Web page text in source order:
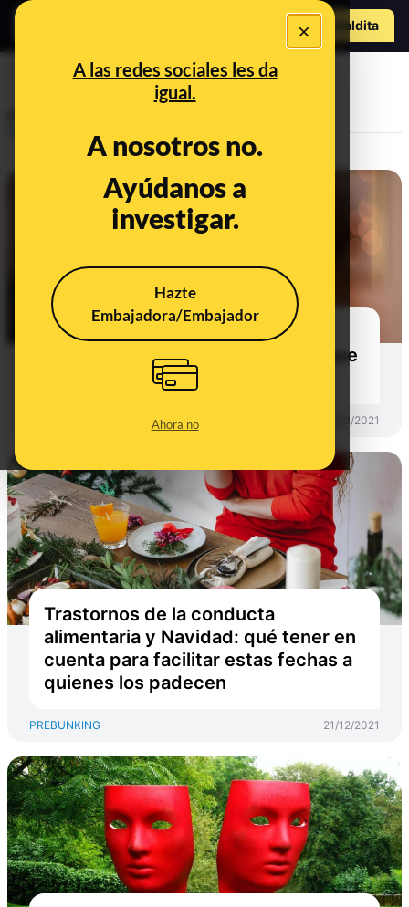
×
A las redes sociales les da
igual.
A nosotros no.
Ayúdanos a
investigar.
Hazte
Embajadora/Embajador
Ahora no
Hazte Maldito
ansiedad
¿Por qué hay gente que siente
ansiedad o placer cuando tiene que
hacer un regalo?
30/12/2021
Trastornos de la conducta
alimentaria y Navidad: qué tener en
cuenta para facilitar estas fechas a
quienes los padecen
PREBUNKING 21/12/2021